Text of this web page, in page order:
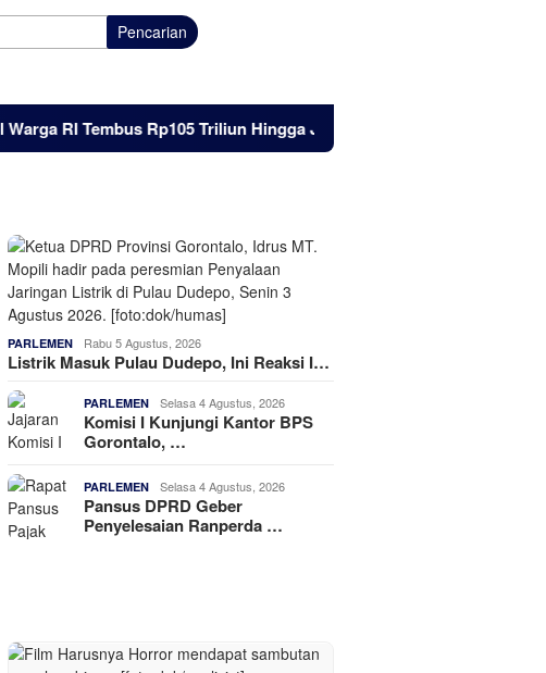
Pencarian
RI Tembus Rp105 Triliun Hingga Juni 2026
PARLEMEN Rabu 5 Agustus, 2026
Listrik Masuk Pulau Dudepo, Ini Reaksi I…
PARLEMEN Selasa 4 Agustus, 2026
Komisi I Kunjungi Kantor BPS
Gorontalo, …
PARLEMEN Selasa 4 Agustus, 2026
Pansus DPRD Geber
Penyelesaian Ranperda …